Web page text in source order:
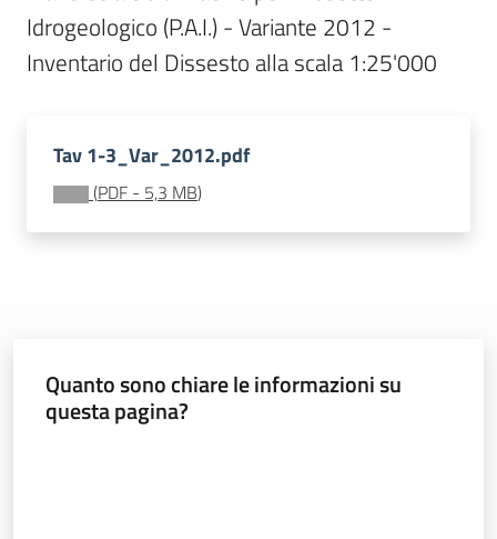
Documentazione
Novità
Idrogeologico (P.A.I.) - Variante 2012 -
Inventario del Dissesto alla scala 1:25'000
Tav 1-3_Var_2012.pdf
(PDF - 5,3 MB)
Quanto sono chiare le informazioni su
questa pagina?